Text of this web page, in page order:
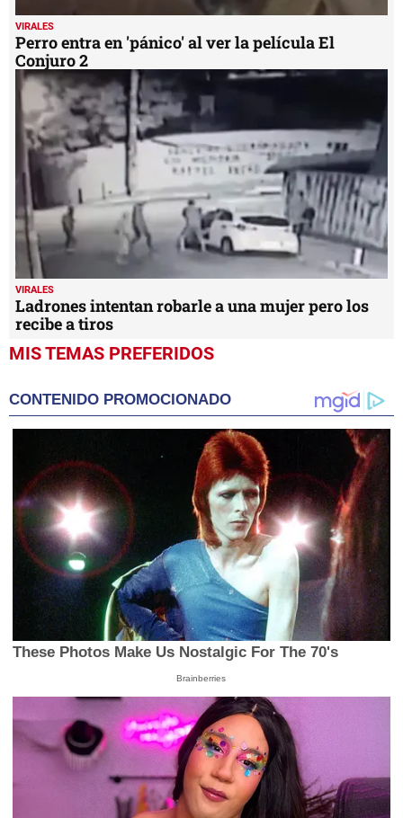
VIRALES
Perro entra en 'pánico' al ver la película El
Conjuro 2
VIRALES
Ladrones intentan robarle a una mujer pero los
recibe a tiros
MIS TEMAS PREFERIDOS
CONTENIDO PROMOCIONADO
These Photos Make Us Nostalgic For The 70's
Brainberries